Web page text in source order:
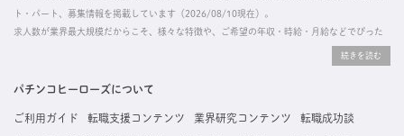
ト・パート、募集情報を掲載しています（2026/08/10現在）。
求人数が業界最大規模だからこそ、様々な特徴や、ご希望の年収・時給・月給などでぴった
掲載している求人は、すべて契約法人様から寄せられた正規の求人情報です。応募いただい
た内容はすぐに直接事業所に届くためスムーズに転職・復職できます。
パチンコヒーローズについて
ご利用ガイド 転職支援コンテンツ 業界研究コンテンツ 転職成功談